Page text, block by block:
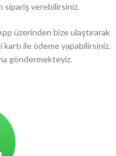
sipariş verebilirsiniz.
üzerinden bize ulaştırarak
ile ödeme yapabilirsiniz.
göndermekteyiz.